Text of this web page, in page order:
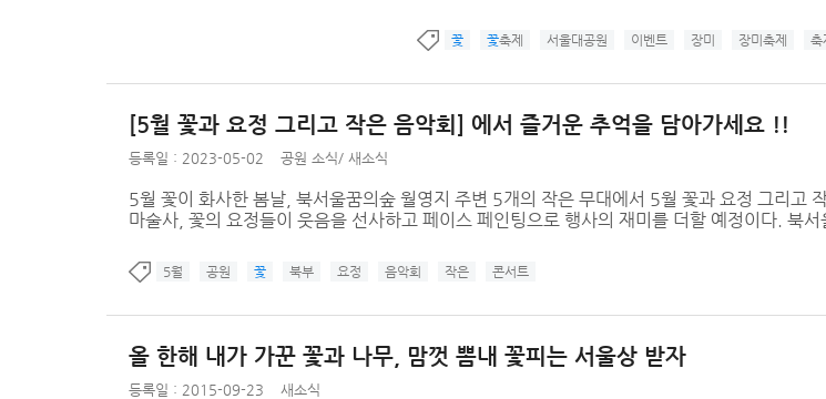
꽃 꽃축제 서울대공원 이벤트 장미 장미축제 축
[5월 꽃과 요정 그리고 작은 음악회] 에서 즐거운 추억을 담아가세요 !!
등록일 : 2023-05-02 공원 소식/ 새소식
5월 꽃이 화사한 봄날, 북서울꿈의숲 월영지 주변 5개의 작은 무대에서 5월 꽃과 요정 그리고
마술사, 꽃의 요정들이 웃음을 선사하고 페이스 페인팅으로 행사의 재미를 더할 예정이다. 북
5월 공원 꽃 북부 요정 음악회 작은 콘서트
올 한해 내가 가꾼 꽃과 나무, 맘껏 뽐내 꽃피는 서울상 받자
등록일 : 2015-09-23 새소식